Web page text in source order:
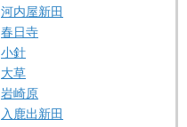
河内屋新田
春日寺
小針
大草
岩崎原
入鹿出新田